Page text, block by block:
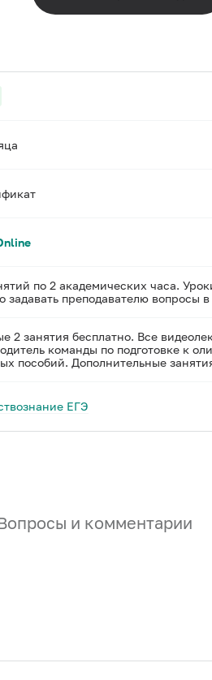
по 2 академических часа.
задавать преподавателю вопросы
2 занятия бесплатно. Все
команды по подготовке к
пособий. Дополнительные
ЕГЭ
и комментарии